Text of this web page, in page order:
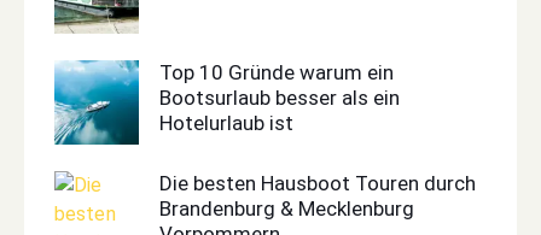
Top 10 Gründe warum ein
Bootsurlaub besser als ein
Hotelurlaub ist
Die besten Hausboot Touren durch
Brandenburg & Mecklenburg